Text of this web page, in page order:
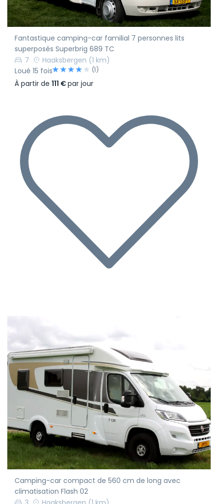
Fantastique camping-car familial 7 personnes lits
superposés Superbrig 689 TC
7
Haaksbergen (1 km)
Loué 15 fois
(1)
À partir de 111 €par jour
Camping-car compact de 560 cm de long avec
climatisation Flash 02